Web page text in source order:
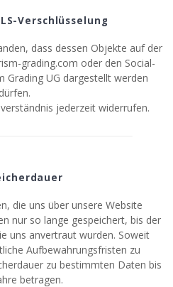
Verschlüsselung
dass dessen Objekte auf der
grading.com oder den Social-
Grading UG dargestellt werden
dürfen.
jederzeit widerrufen.
die uns über unsere Website
nur so lange gespeichert, bis der
uns anvertraut wurden. Soweit
Aufbewahrungsfristen zu
zu bestimmten Daten bis
betragen.